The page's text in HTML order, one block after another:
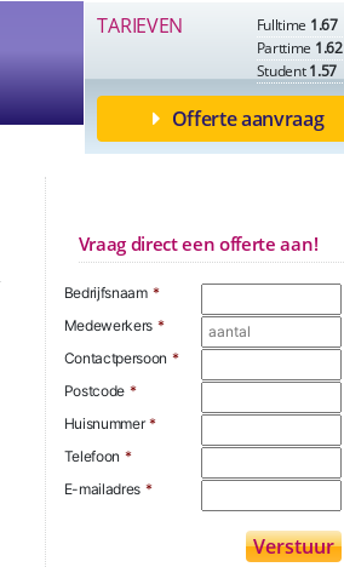
TARIEVEN Fulltime 1.67
Parttime 1.62
Student1.57
Offerte aanvraag
Vraag direct een offerte aan!
Bedrijfsnaam *
Medewerkers *
Contactpersoon *
Postcode *
Huisnummer *
Telefoon *
E-mailadres *